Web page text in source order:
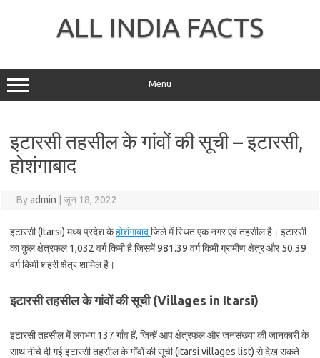
ALL INDIA FACTS
Menu
इटारसी तहसील के गांवों की सूची – इटारसी,
होशंगाबाद
Byadmin जून 18, 2022
इटारसी (Itarsi) मध्य प्रदेश केहोशंगाबादजिले में स्थित एक नगर एवं तहसील है। इटारसी
का कुल क्षेत्रफल 1,032 वर्ग किमी है जिसमें 981.39 वर्ग किमी ग्रामीण क्षेत्र और 50.39
वर्ग किमी शहरी क्षेत्र शामिल है।
इटारसी तहसील के गांवों की सूची (Villages in Itarsi)
इटारसी तहसील में लगभग 137 गाँव हैं, जिन्हें आप क्षेत्रफल और जनसंख्या की जानकारी के
साथ नीचे दी गई इटारसी तहसील के गाँवों की सूची (itarsi villages list) से देख सकते